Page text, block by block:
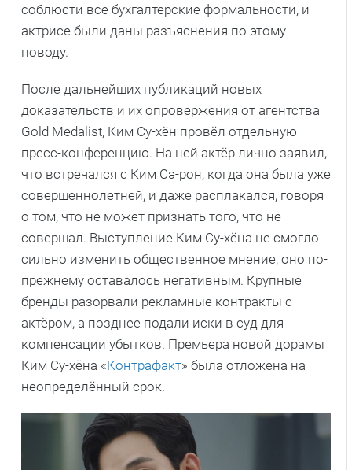
соблюсти все бухгалтерские формальности, и
актрисе были даны разъяснения по этому
поводу.
После дальнейших публикаций новых
доказательств и их опровержения от агентства
Gold Medalist, Ким Су-хён провёл отдельную
пресс-конференцию. На ней актёр лично заявил,
что встречался с Ким Сэ-рон, когда она была уже
совершеннолетней, и даже расплакался, говоря
о том, что не может признать того, что не
совершал. Выступление Ким Су-хёна не смогло
сильно изменить общественное мнение, оно по-
прежнему оставалось негативным. Крупные
бренды разорвали рекламные контракты с
актёром, а позднее подали иски в суд для
компенсации убытков. Премьера новой дорамы
Ким Су-хёна «Контрафакт» была отложена на
неопределённый срок.